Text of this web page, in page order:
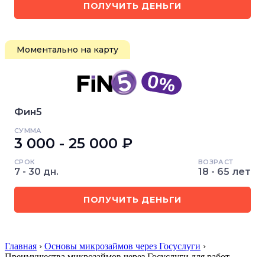
ПОЛУЧИТЬ ДЕНЬГИ
Моментально на карту
Фин5
СУММА
3 000 - 25 000 ₽
СРОК
7 - 30 дн.
ВОЗРАСТ
18 - 65 лет
ПОЛУЧИТЬ ДЕНЬГИ
Главная › Основы микрозаймов через Госуслуги ›